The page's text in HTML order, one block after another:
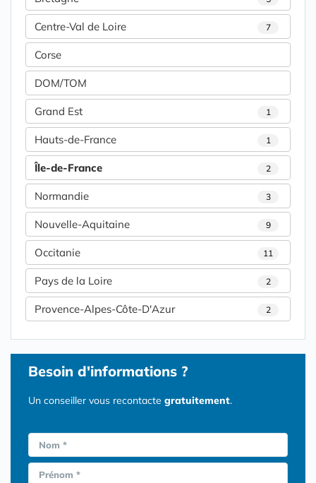
Centre-Val de Loire 7
Corse
DOM/TOM
Grand Est 1
Hauts-de-France 1
Île-de-France 2
Normandie 3
Nouvelle-Aquitaine 9
Occitanie 11
Pays de la Loire 2
Provence-Alpes-Côte-D'Azur 2
Besoin d'informations ?
Un conseiller vous recontacte gratuitement.
Nom *
Prénom *